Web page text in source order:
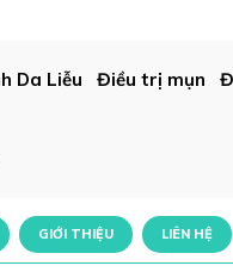
Da Liễu Điều trị mụn
GIỚI THIỆU LIÊN HỆ